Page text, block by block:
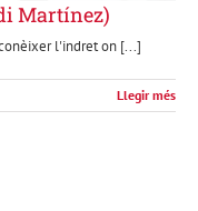
Martínez)
l'indret on [...]
Llegir més